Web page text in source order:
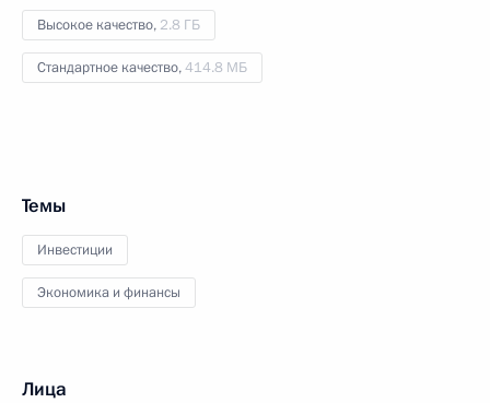
Высокое качество, 2.8 ГБ
Стандартное качество,414.8 МБ
Темы
Инвестиции
Экономика и финансы
Лица